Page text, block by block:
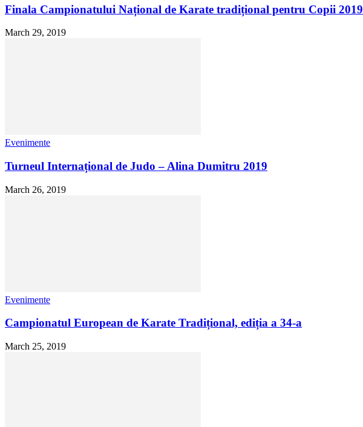
Finala Campionatului Național de Karate tradițional pentru Copii 2019
March 29, 2019
Evenimente
Turneul Internațional de Judo – Alina Dumitru 2019
March 26, 2019
Evenimente
Campionatul European de Karate Tradițional, ediția a 34-a
March 25, 2019